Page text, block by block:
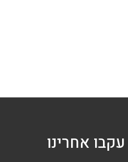
עקבו אחרינו